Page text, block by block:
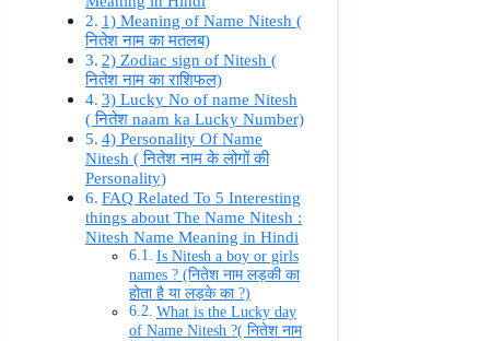
1) Meaning of Name Nitesh (
नितेश नाम का मतलब)
2) Zodiac sign of Nitesh (
नितेश नाम का राशिफल)
3) Lucky No of name Nitesh
( नितेश naam ka Lucky Number)
4) Personality Of Name
Nitesh ( नितेश नाम के लोगों की
Personality)
FAQ Related To 5 Interesting
things about The Name Nitesh :
Nitesh Name Meaning in Hindi
Is Nitesh a boy or girls
names ? (नितेश नाम लड़की का
होता है या लड़के का ?)
What is the Lucky day
of Name Nitesh ?( नितेश नाम